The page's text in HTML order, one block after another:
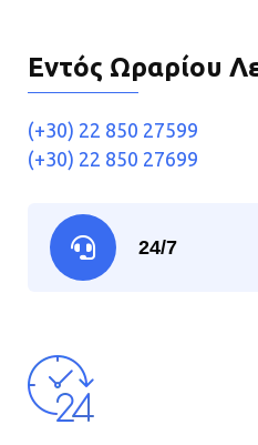
Εντός Ωραρίου
(+30) 22 850 27599
(+30) 22 850 27699
24/7